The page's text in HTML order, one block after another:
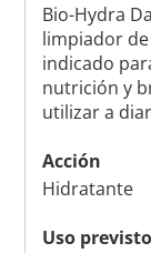
Bio-Hydra
limpiador
indicado
nutrición y
utilizar a
Acción
Hidratante
Uso previsto